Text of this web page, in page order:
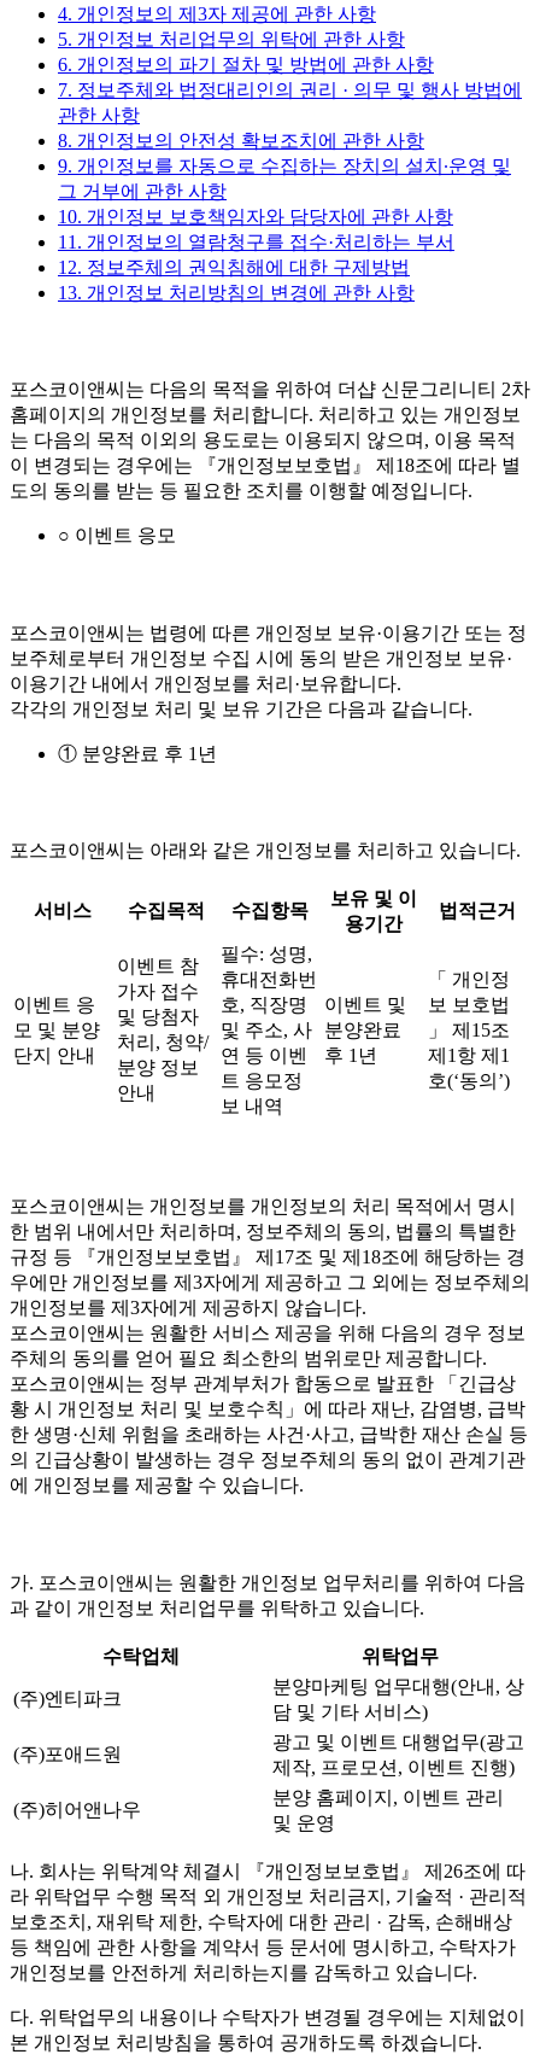
4. 개인정보의 제3자 제공에 관한 사항
5. 개인정보 처리업무의 위탁에 관한 사항
6. 개인정보의 파기 절차 및 방법에 관한 사항
7. 정보주체와 법정대리인의 권리 · 의무 및 행사 방법에
관한 사항
8. 개인정보의 안전성 확보조치에 관한 사항
9. 개인정보를 자동으로 수집하는 장치의 설치∙운영 및
그 거부에 관한 사항
10. 개인정보 보호책임자와 담당자에 관한 사항
11. 개인정보의 열람청구를 접수·처리하는 부서
12. 정보주체의 권익침해에 대한 구제방법
13. 개인정보 처리방침의 변경에 관한 사항
포스코이앤씨는 다음의 목적을 위하여 더샵 신문그리니티 2차
홈페이지의 개인정보를 처리합니다. 처리하고 있는 개인정보
는 다음의 목적 이외의 용도로는 이용되지 않으며, 이용 목적
이 변경되는 경우에는 『개인정보보호법』 제18조에 따라 별
도의 동의를 받는 등 필요한 조치를 이행할 예정입니다.
○ 이벤트 응모
포스코이앤씨는 법령에 따른 개인정보 보유·이용기간 또는 정
보주체로부터 개인정보 수집 시에 동의 받은 개인정보 보유·
이용기간 내에서 개인정보를 처리·보유합니다.
각각의 개인정보 처리 및 보유 기간은 다음과 같습니다.
① 분양완료 후 1년
포스코이앤씨는 아래와 같은 개인정보를 처리하고 있습니다.
서비스 수집목적 수집항목
보유 및 이
용기간
법적근거
이벤트 응
모 및 분양
단지 안내
이벤트 참
가자 접수
및 당첨자
처리, 청약/
분양 정보
안내
필수: 성명,
휴대전화번
호, 직장명
및 주소, 사
연 등 이벤
트 응모정
보 내역
이벤트 및
분양완료
후 1년
「 개인정
보 보호법
」 제15조
제1항 제1
호(‘동의’)
포스코이앤씨는 개인정보를 개인정보의 처리 목적에서 명시
한 범위 내에서만 처리하며, 정보주체의 동의, 법률의 특별한
규정 등 『개인정보보호법』 제17조 및 제18조에 해당하는 경
우에만 개인정보를 제3자에게 제공하고 그 외에는 정보주체의
개인정보를 제3자에게 제공하지 않습니다.
포스코이앤씨는 원활한 서비스 제공을 위해 다음의 경우 정보
주체의 동의를 얻어 필요 최소한의 범위로만 제공합니다.
포스코이앤씨는 정부 관계부처가 합동으로 발표한 「긴급상
황 시 개인정보 처리 및 보호수칙」에 따라 재난, 감염병, 급박
한 생명·신체 위험을 초래하는 사건·사고, 급박한 재산 손실 등
의 긴급상황이 발생하는 경우 정보주체의 동의 없이 관계기관
에 개인정보를 제공할 수 있습니다.
가. 포스코이앤씨는 원활한 개인정보 업무처리를 위하여 다음
과 같이 개인정보 처리업무를 위탁하고 있습니다.
수탁업체 위탁업무
(주)엔티파크
분양마케팅 업무대행(안내, 상
담 및 기타 서비스)
(주)포애드원
광고 및 이벤트 대행업무(광고
제작, 프로모션, 이벤트 진행)
(주)히어앤나우
분양 홈페이지, 이벤트 관리
및 운영
나. 회사는 위탁계약 체결시 『개인정보보호법』 제26조에 따
라 위탁업무 수행 목적 외 개인정보 처리금지, 기술적 · 관리적
보호조치, 재위탁 제한, 수탁자에 대한 관리 · 감독, 손해배상
등 책임에 관한 사항을 계약서 등 문서에 명시하고, 수탁자가
개인정보를 안전하게 처리하는지를 감독하고 있습니다.
다. 위탁업무의 내용이나 수탁자가 변경될 경우에는 지체없이
본 개인정보 처리방침을 통하여 공개하도록 하겠습니다.